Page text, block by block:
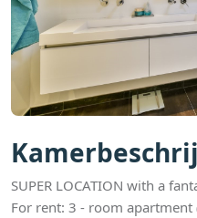
SUPER LOCATION with a
For rent: 3 - room